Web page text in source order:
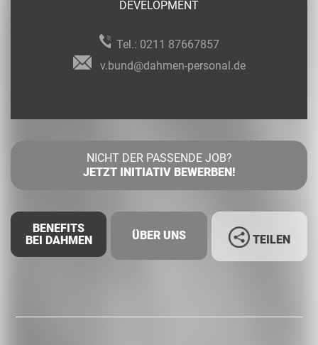
DEVELOPMENT
Tel.: 0211 87667857
v.bund@dahmen-personal.de
NICHT DER PASSENDE JOB?
JETZT INITIATIV BEWERBEN!
BENEFITS
BEI DAHMEN
ÜBER UNS TEILEN